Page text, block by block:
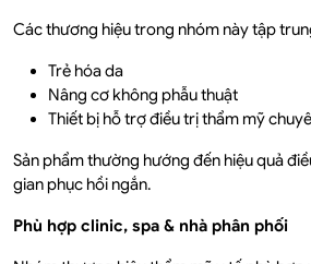
Các thương hiệu trong nhóm này tập
Trẻ hóa da
Nâng cơ không phẫu thuật
Thiết bị hỗ trợ điều trị thẩm mỹ
Sản phẩm thường hướng đến hiệu quả
gian phục hồi ngắn.
Phù hợp clinic, spa & nhà phân phối